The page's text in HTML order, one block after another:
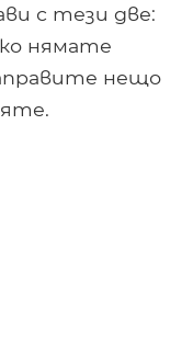
с тези две:
нямате
нещо